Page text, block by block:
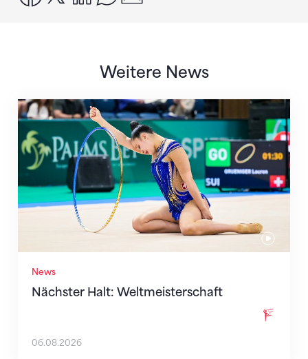
Weitere News
News
Nächster Halt: Weltmeisterschaft
Nächster Halt: Weltmeisterschaft
06.08.2026